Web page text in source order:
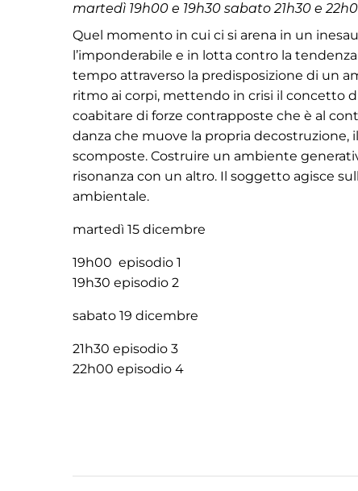
martedì 19h00 e 19h30 sabato 21h30 e
Quel momento in cui ci si arena in un
l’imponderabile e in lotta contro la
tempo attraverso la predisposizione di un
ritmo ai corpi, mettendo in crisi il concetto
coabitare di forze contrapposte che è al
danza che muove la propria decostruzione,
scomposte. Costruire un ambiente
risonanza con un altro. Il soggetto agisce
ambientale.
martedì 15 dicembre
19h00 episodio 1
19h30 episodio 2
sabato 19 dicembre
21h30 episodio 3
22h00 episodio 4